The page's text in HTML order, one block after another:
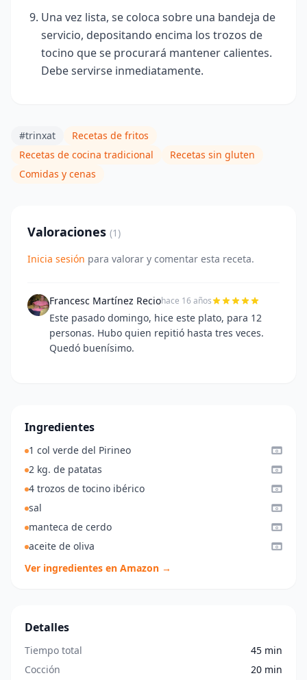
Una vez lista, se coloca sobre una bandeja de
servicio, depositando encima los trozos de
tocino que se procurará mantener calientes.
Debe servirse inmediatamente.
#trinxat
Recetas de fritos
Recetas de cocina tradicional
Recetas sin gluten
Comidas y cenas
Valoraciones (1)
Inicia sesión para valorar y comentar esta receta.
Francesc Martínez Reciohace 16 años
Este pasado domingo, hice este plato, para 12
personas. Hubo quien repitió hasta tres veces.
Quedó buenísimo.
Ingredientes
1 col verde del Pirineo
2 kg. de patatas
4 trozos de tocino ibérico
sal
manteca de cerdo
aceite de oliva
Ver ingredientes en Amazon →
Detalles
Tiempo total
45 min
Cocción
20 min